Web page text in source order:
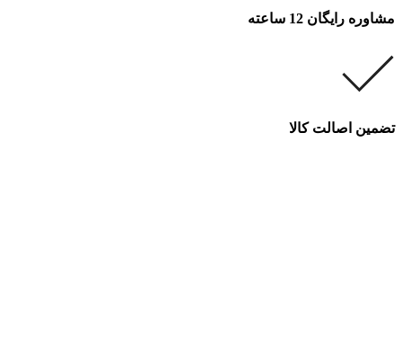
مشاوره رایگان 12 ساعته
تضمین اصالت کالا